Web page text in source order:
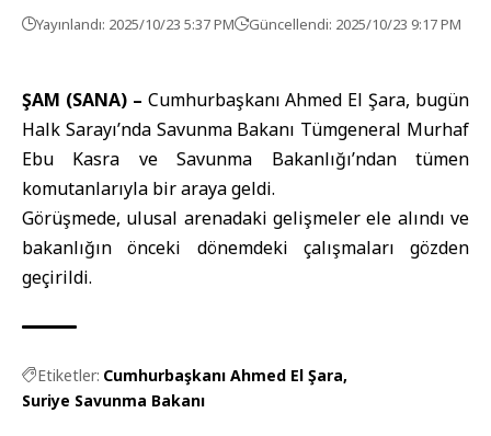
Yayınlandı: 2025/10/23 5:37 PM Güncellendi: 2025/10/23 9:17 PM
ŞAM (SANA) – Cumhurbaşkanı Ahmed El Şara, bugün
Halk Sarayı’nda Savunma Bakanı Tümgeneral Murhaf
Ebu Kasra ve Savunma Bakanlığı’ndan tümen
komutanlarıyla bir araya geldi.
Görüşmede, ulusal arenadaki gelişmeler ele alındı ve
bakanlığın önceki dönemdeki çalışmaları gözden
geçirildi.
Etiketler: Cumhurbaşkanı Ahmed El Şara
Suriye Savunma Bakanı